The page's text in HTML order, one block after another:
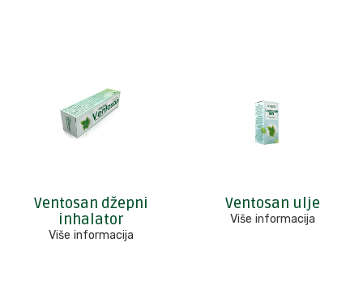
Ventosan džepni
inhalator
Više informacija
Ventosan ulje
Više informacija